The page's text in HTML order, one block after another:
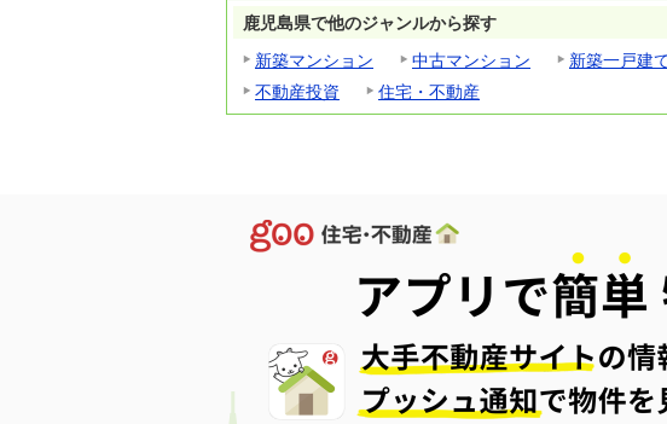
鹿児島県で他のジャンルから探す
新築マンション
中古マンション 新築一戸建
不動産投資
住宅・不動産